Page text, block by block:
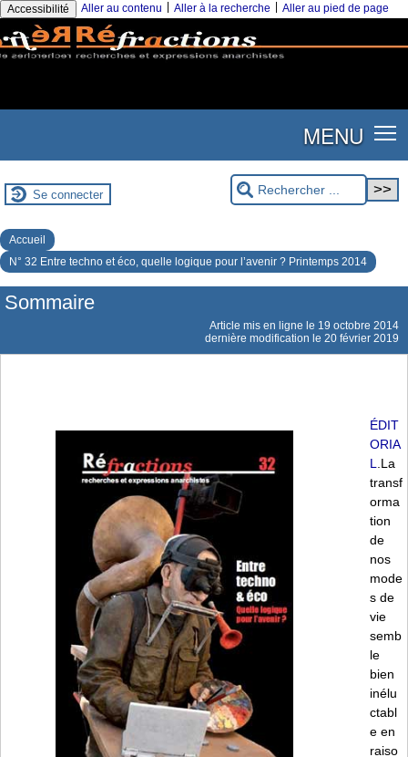
Accessibilité Aller au contenu Aller à la recherche Aller au pied de page
MENU
Se connecter
Accueil
N° 32 Entre techno et éco, quelle logique pour l’avenir ? Printemps 2014
Sommaire
Article mis en ligne le 19 octobre 2014
dernière modification le 20 février 2019
ÉDIT
ORIA
L
.La
transf
orma
tion
de
nos
mode
s de
vie
semb
le
bien
inélu
ctabl
e en
raiso